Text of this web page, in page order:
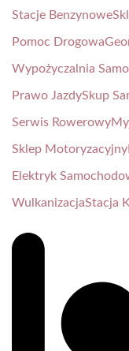
Stacje Benzynowe
Pomoc Drogowa
Wypożyczalnia
Prawo JazdySkup
Serwis Rowerowy
Sklep Motoryzacyjny
Elektryk
WulkanizacjaStacja